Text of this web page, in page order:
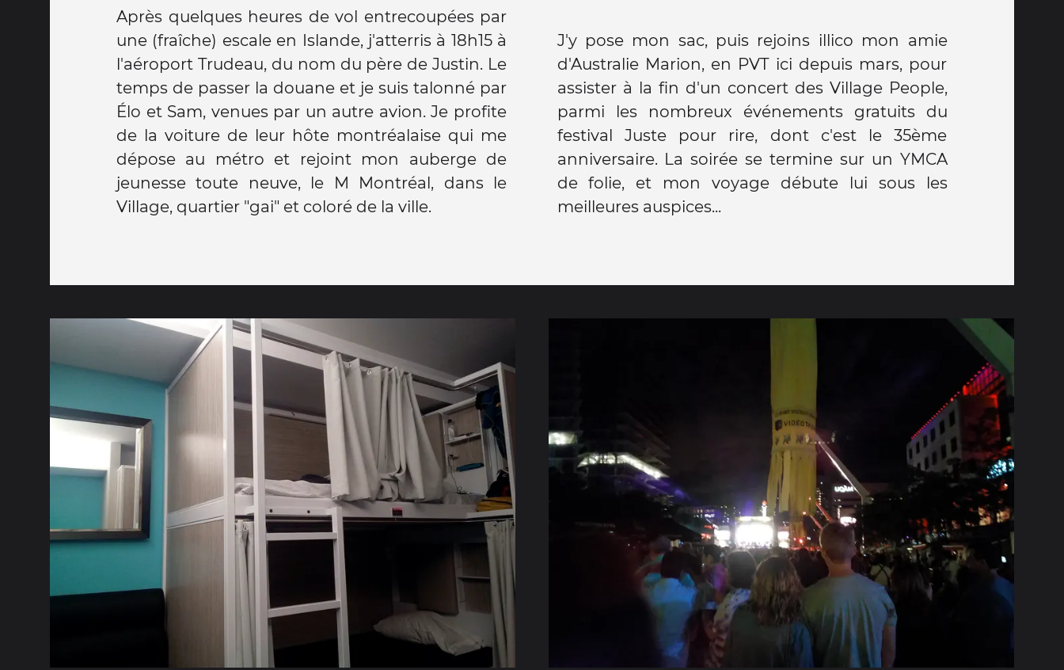
Après quelques heures de vol entrecoupées par
une (fraîche) escale en Islande, j'atterris à 18h15 à
l'aéroport Trudeau, du nom du père de Justin. Le
temps de passer la douane et je suis talonné par
Élo et Sam, venues par un autre avion. Je profite
de la voiture de leur hôte montréalaise qui me
dépose au métro et rejoint mon auberge de
jeunesse toute neuve, le M Montréal, dans le
Village, quartier "gai" et coloré de la ville.
J'y pose mon sac, puis rejoins illico mon amie
d'Australie Marion, en PVT ici depuis mars, pour
assister à la fin d'un concert des Village People,
parmi les nombreux événements gratuits du
festival Juste pour rire, dont c'est le 35ème
anniversaire. La soirée se termine sur un YMCA
de folie, et mon voyage débute lui sous les
meilleures auspices...